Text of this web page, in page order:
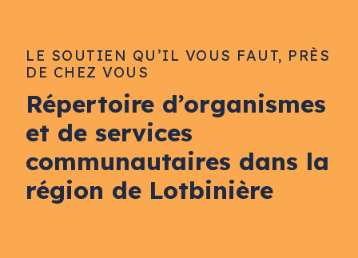
LE SOUTIEN QU’IL VOUS FAUT, PRÈS
DE CHEZ VOUS
Répertoire d’organismes
et de services
communautaires dans la
région de Lotbinière